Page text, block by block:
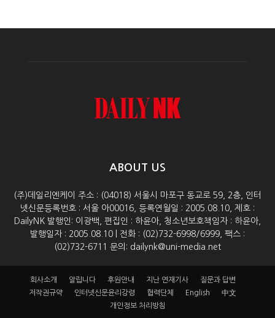
ABOUT US
(주)데일리엔케이 주소 : (04018) 서울시 마포구 동교로 59, 2층, 인터
넷신문등록번호 : 서울 아00016, 등록연월일 : 2005.08.10, 제호 :
DailyNK 발행인: 이광백, 편집인 : 하윤아, 청소년보호책임자 : 하윤아,
발행일자 : 2005.08.10 | 전화 : (02)732-6998/6999, 팩스 :
(02)732-6711 문의: dailynk@uni-media.net
회사소개 알립니다 후원안내 지난 연재기사
질문과 답변
저작권규약
인터넷신문윤리강령 협력단체 English
中文
개인정보 처리방침